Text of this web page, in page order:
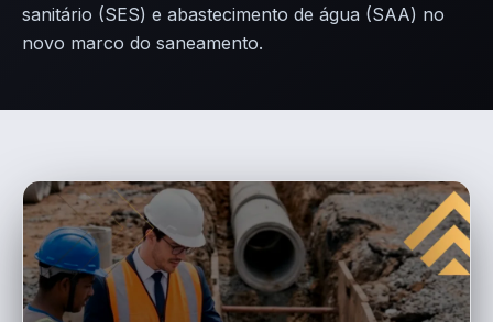
sanitário (SES) e abastecimento de água (SAA) no
novo marco do saneamento.